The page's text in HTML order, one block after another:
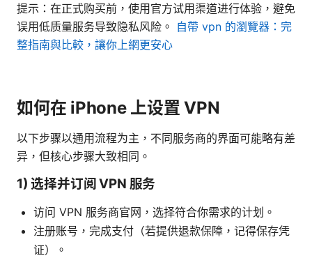
提示：在正式购买前，使用官方试用渠道进行体验，避免
误用低质量服务导致隐私风险。 自帶 vpn 的瀏覽器：完
整指南與比較，讓你上網更安心
如何在 iPhone 上设置 VPN
以下步骤以通用流程为主，不同服务商的界面可能略有差
异，但核心步骤大致相同。
1) 选择并订阅 VPN 服务
访问 VPN 服务商官网，选择符合你需求的计划。
注册账号，完成支付（若提供退款保障，记得保存凭
证）。